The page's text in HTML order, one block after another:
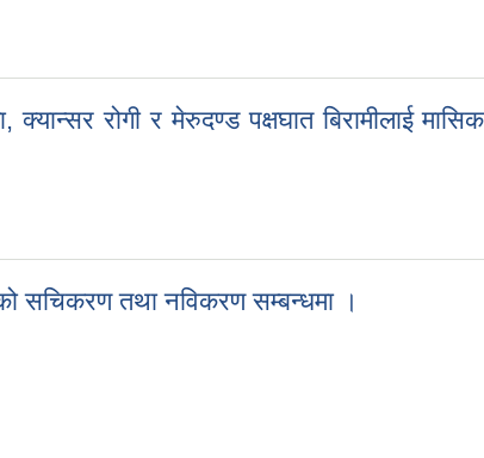
क्यान्सर रोगी र मेरुदण्ड पक्षघात बिरामीलाई
सचिकरण तथा नविकरण सम्बन्धमा ।